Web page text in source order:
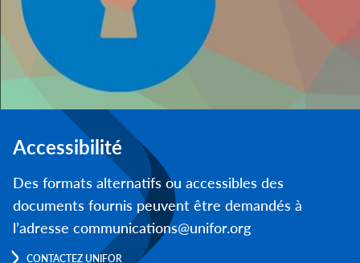
Accessibilité
Des formats alternatifs ou accessibles des
documents fournis peuvent être demandés à
l’adresse communications@unifor.org
CONTACTEZ UNIFOR